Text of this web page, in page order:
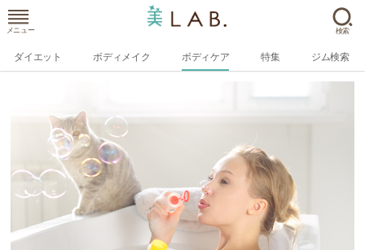
メニュー 検索
ダイエット ボディメイク ボディケア 特集 ジム検索